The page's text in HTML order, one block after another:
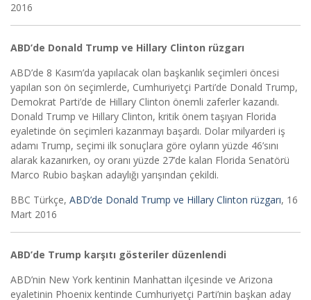
2016
ABD’de Donald Trump ve Hillary Clinton rüzgarı
ABD’de 8 Kasım’da yapılacak olan başkanlık seçimleri öncesi
yapılan son ön seçimlerde, Cumhuriyetçi Parti’de Donald Trump,
Demokrat Parti’de de Hillary Clinton önemli zaferler kazandı.
Donald Trump ve Hillary Clinton, kritik önem taşıyan Florida
eyaletinde ön seçimleri kazanmayı başardı. Dolar milyarderi iş
adamı Trump, seçimi ilk sonuçlara göre oyların yüzde 46’sını
alarak kazanırken, oy oranı yüzde 27’de kalan Florida Senatörü
Marco Rubio başkan adaylığı yarışından çekildi.
BBC Türkçe, ABD’de Donald Trump ve Hillary Clinton rüzgarı, 16
Mart 2016
ABD’de Trump karşıtı gösteriler düzenlendi
ABD’nin New York kentinin Manhattan ilçesinde ve Arizona
eyaletinin Phoenix kentinde Cumhuriyetçi Parti’nin başkan aday